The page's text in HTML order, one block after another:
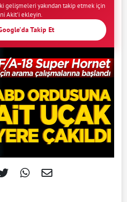
gelişmeleri yakından takip etmek için
Akit'i ekleyin.
Takip Et